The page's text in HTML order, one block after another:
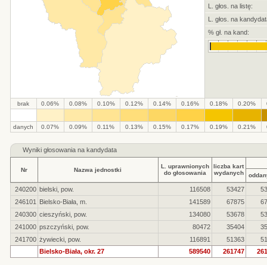
L. głos. na listę:
L. głos. na
% gł. na kand:
brak 0.06% 0.08% 0.10% 0.12% 0.14% 0.16% 0.18% 0.20%
danych 0.07% 0.09% 0.11% 0.13% 0.15% 0.17% 0.19% 0.21%
Wyniki głosowania na kandydata
Nr Nazwa jednostki
L. uprawnionych
do głosowania
liczba kart
wydanych
240200 bielski, pow. 116508 53427
246101
Bielsko-Biała, m. 141589 67875
240300 cieszyński, pow. 134080 53678
241000 pszczyński, pow. 80472 35404
241700 żywiecki, pow. 116891 51363
Bielsko-Biała, okr. 27
589540 261747